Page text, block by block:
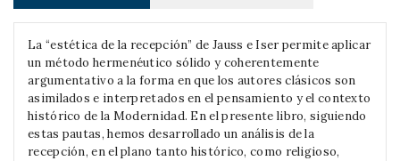
La “estética de la recepción” de Jauss e Iser permite aplicar
un método hermenéutico sólido y coherentemente
argumen­tativo a la forma en que los autores clásicos son
asimilados e interpretados en el pensamiento y el contexto
histórico de la Modernidad. En el presente libro, siguiendo
estas pautas, hemos desarrollado un análisis de la
recepción, en el plano tanto histórico, como religioso,